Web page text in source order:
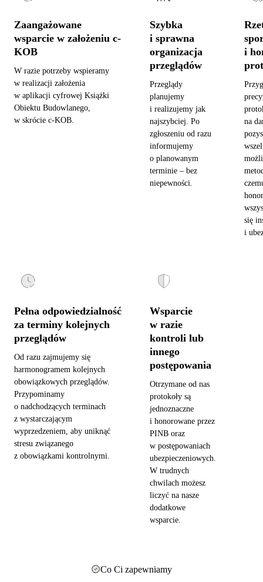
Zaangażowane
wsparcie w założeniu c-
KOB
W razie potrzeby wspieramy
w realizacji założenia
w aplikacji cyfrowej Książki
Obiektu Budowlanego,
w skrócie c-KOB.
Szybka
i sprawna
organizacja
przeglądów
Przeglądy
planujemy
i realizujemy jak
najszybciej. Po
zgłoszeniu od razu
informujemy
o planowanym
terminie – bez
niepewności.
i
na
się
i
Pełna odpowiedzialność
za terminy kolejnych
przeglądów
Od razu zajmujemy się
harmonogramem kolejnych
obowiązkowych przeglądów.
Przypominamy
o nadchodzących terminach
z wystarczającym
wyprzedzeniem, aby uniknąć
stresu związanego
z obowiązkami kontrolnymi.
Wsparcie
w razie
kontroli lub
innego
postępowania
Otrzymane od nas
protokoły są
jednoznaczne
i honorowane przez
PINB oraz
w postępowaniach
ubezpieczeniowych.
W trudnych
chwilach możesz
liczyć na nasze
dodatkowe
wsparcie.
Co Ci zapewniamy